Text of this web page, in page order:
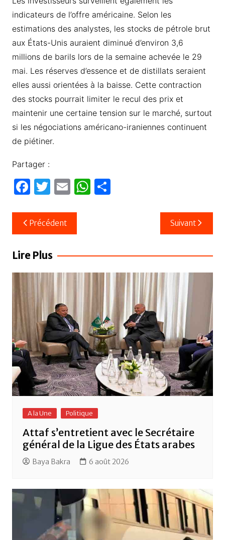
indicateurs de l’offre américaine. Selon les
estimations des analystes, les stocks de pétrole brut
aux États-Unis auraient diminué d’environ 3,6
millions de barils lors de la semaine achevée le 29
mai. Les réserves d’essence et de distillats seraient
elles aussi orientées à la baisse. Cette contraction
des stocks pourrait limiter le recul des prix et
maintenir une certaine tension sur le marché, surtout
si les négociations américano-iraniennes continuent
de piétiner.
Partager :
F
c
e
b
o
k
T
itt
er
E
ail
W
A
P
er
Navigation
de
l’article
Précédent Suivant
Lire Plus
A la Une Politique
Attaf s’entretient avec le Secrétaire
général de la Ligue des États arabes
Baya Bakra 6 août 2026